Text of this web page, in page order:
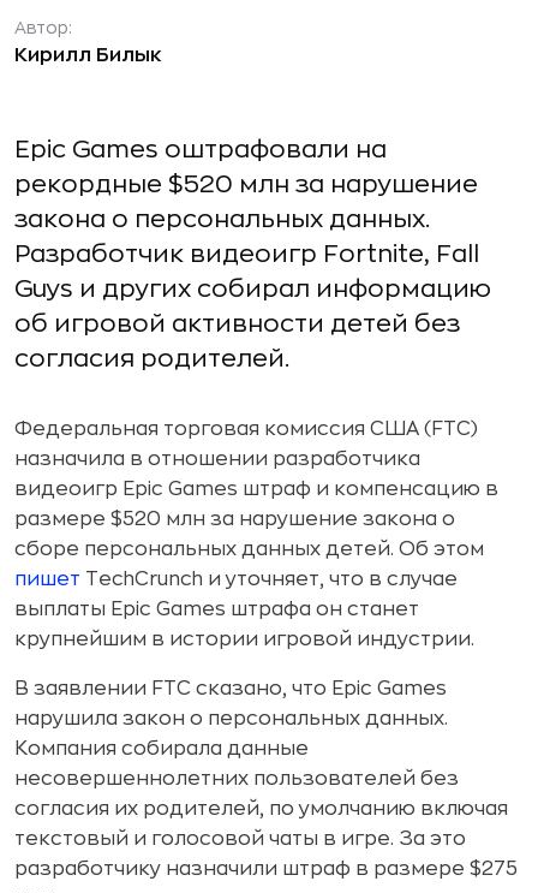
Автор:
Кирилл Билык
Epic Games оштрафовали на
рекордные $520 млн за нарушение
закона о персональных данных.
Разработчик видеоигр Fortnite, Fall
Guys и других собирал информацию
об игровой активности детей без
согласия родителей.
Федеральная торговая комиссия США (FTC)
назначила в отношении разработчика
видеоигр Epic Games штраф и компенсацию в
размере $520 млн за нарушение закона о
сборе персональных данных детей. Об этом
пишет TechCrunch и уточняет, что в случае
выплаты Epic Games штрафа он станет
крупнейшим в истории игровой индустрии.
В заявлении FTC сказано, что Epic Games
нарушила закон о персональных данных.
Компания собирала данные
несовершеннолетних пользователей без
согласия их родителей, по умолчанию включая
текстовый и голосовой чаты в игре. За это
разработчику назначили штраф в размере $275